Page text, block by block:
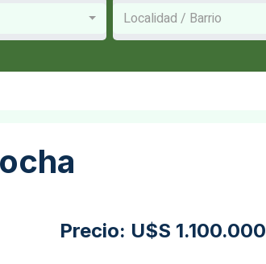
Localidad / Barrio
Precio: U$S 1.100.000